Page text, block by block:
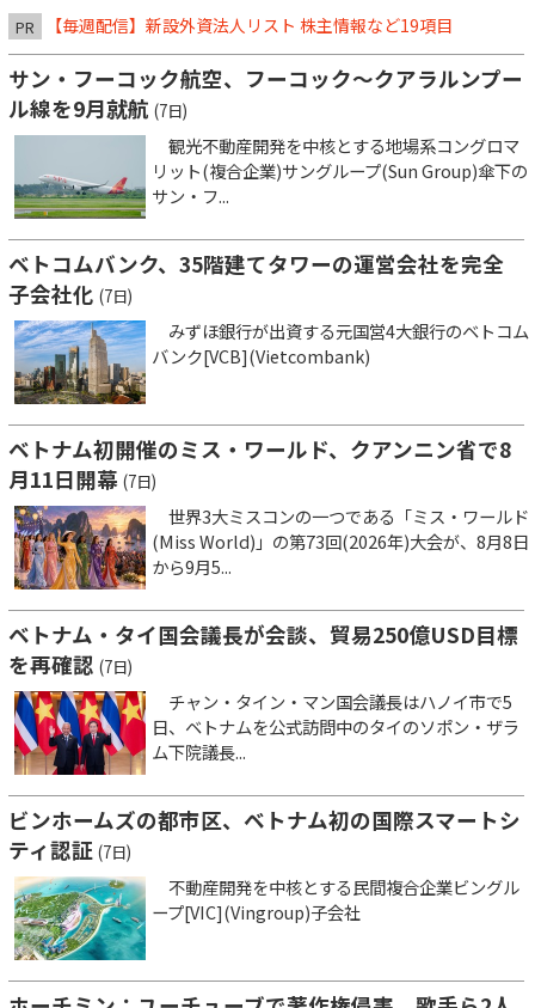
PR 【毎週配信】新設外資法人リスト 株主情報など19項目
サン・フーコック航空、フーコック～クアラルンプー
ル線を9月就航 (7日)
観光不動産開発を中核とする地場系コングロマ
リット(複合企業)サングループ(Sun Group)傘下の
サン・フ...
ベトコムバンク、35階建てタワーの運営会社を完全
子会社化 (7日)
みずほ銀行が出資する元国営4大銀行のベトコム
バンク[VCB](Vietcombank)
ベトナム初開催のミス・ワールド、クアンニン省で8
月11日開幕 (7日)
世界3大ミスコンの一つである「ミス・ワールド
(Miss World)」の第73回(2026年)大会が、8月8日
から9月5...
ベトナム・タイ国会議長が会談、貿易250億USD目標
を再確認 (7日)
チャン・タイン・マン国会議長はハノイ市で5
日、ベトナムを公式訪問中のタイのソポン・ザラ
ム下院議長...
ビンホームズの都市区、ベトナム初の国際スマートシ
ティ認証 (7日)
不動産開発を中核とする民間複合企業ビングル
ープ[VIC](Vingroup)子会社